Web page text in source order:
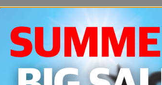
예상치 못한 에러입니다.